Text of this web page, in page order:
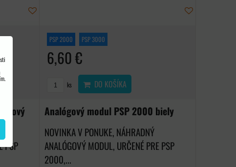
PSP 2000 PSP 3000
6,60 €
ks DO KOŠÍKA
PSP
Analógový modul PSP 2000 biely
NOVINKA V PONUKE, NÁHRADNÝ
ANALÓGOVÝ MODUL, URČENÉ PRE PSP
2000,...